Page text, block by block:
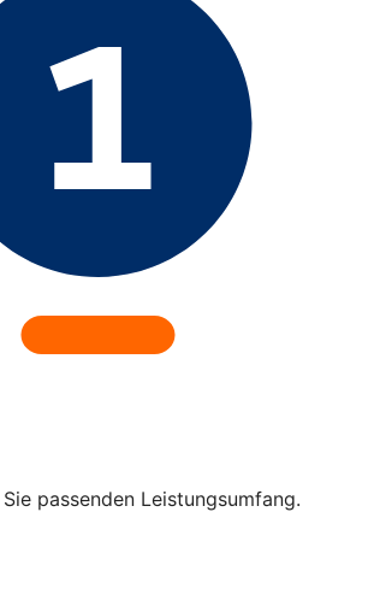
passenden Leistungsumfang.